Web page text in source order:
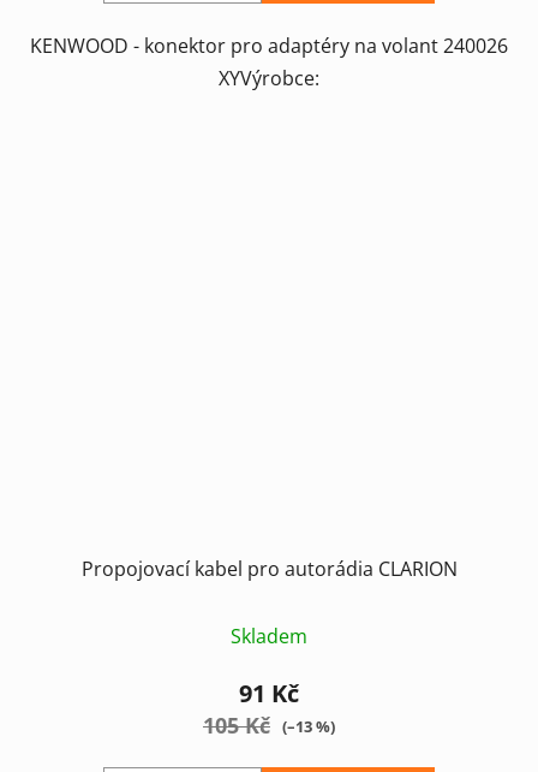
KENWOOD - konektor pro adaptéry na volant 240026
XYVýrobce:
Propojovací kabel pro autorádia CLARION
Skladem
91 Kč
105 Kč (–13 %)